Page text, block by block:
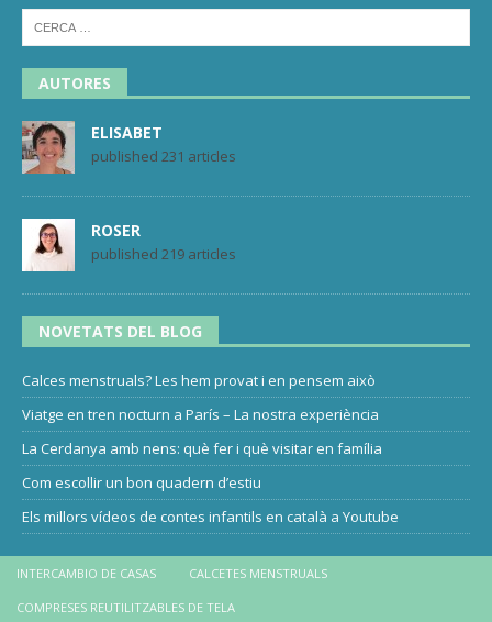
AUTORES
ELISABET
published 231 articles
ROSER
published 219 articles
NOVETATS DEL BLOG
Calces menstruals? Les hem provat i en pensem això
Viatge en tren nocturn a París – La nostra experiència
La Cerdanya amb nens: què fer i què visitar en família
Com escollir un bon quadern d’estiu
Els millors vídeos de contes infantils en català a Youtube
INTERCAMBIO DE CASAS CALCETES MENSTRUALS
COMPRESES REUTILITZABLES DE TELA